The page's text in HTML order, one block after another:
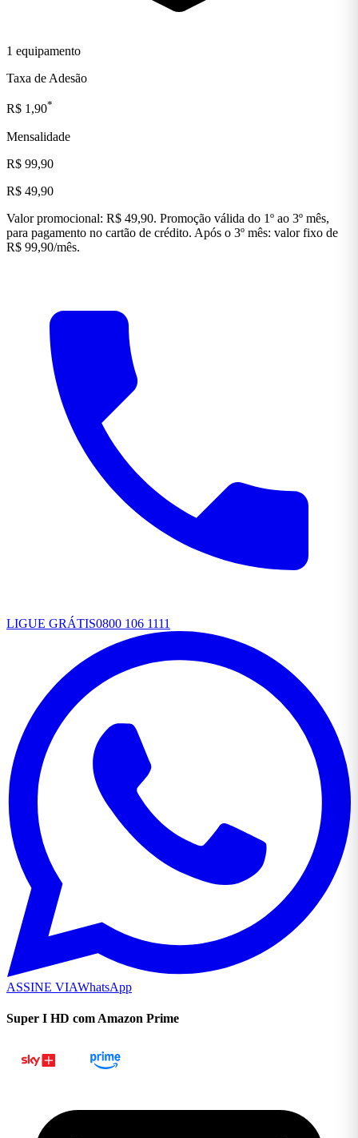
1 equipamento
Taxa de Adesão
R$ 1,90*
Mensalidade
R$ 99,90
R$ 49,90
Valor promocional: R$ 49,90. Promoção válida do 1º ao 3º mês,
para pagamento no cartão de crédito. Após o 3º mês: valor fixo de
R$ 99,90/mês.
LIGUE GRÁTIS0800 106 1111
ASSINE VIAWhatsApp
Super I HD com Amazon Prime